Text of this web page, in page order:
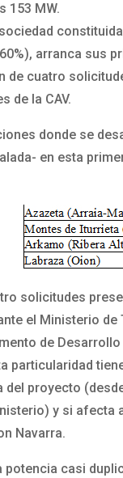
153 MW.
arranca sus
de cuatro
de la CAV.
donde se
en esta
solicitudes
el Ministerio
de
particularidad
del proyecto
y si afecta
Navarra.
potencia casi